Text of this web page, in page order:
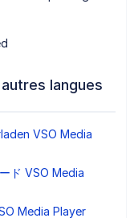
langues
VSO Media
ド VSO Media
Media Player